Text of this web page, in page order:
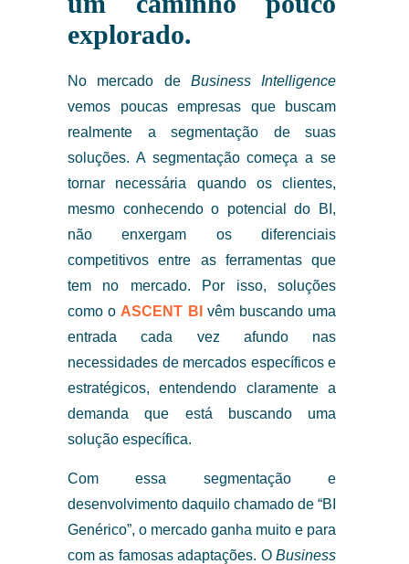
explorado.
No mercado de Business Intelligence
vemos poucas empresas que buscam
realmente a segmentação de suas
soluções. A segmentação começa a se
tornar necessária quando os clientes,
mesmo conhecendo o potencial do BI,
não enxergam os diferenciais
competitivos entre as ferramentas que
tem no mercado. Por isso, soluções
como o ASCENT BI vêm buscando uma
entrada cada vez afundo nas
necessidades de mercados específicos e
estratégicos, entendendo claramente a
demanda que está buscando uma
solução específica.
Com essa segmentação e
desenvolvimento daquilo chamado de “BI
Genérico”, o mercado ganha muito e para
com as famosas adaptações. O Business